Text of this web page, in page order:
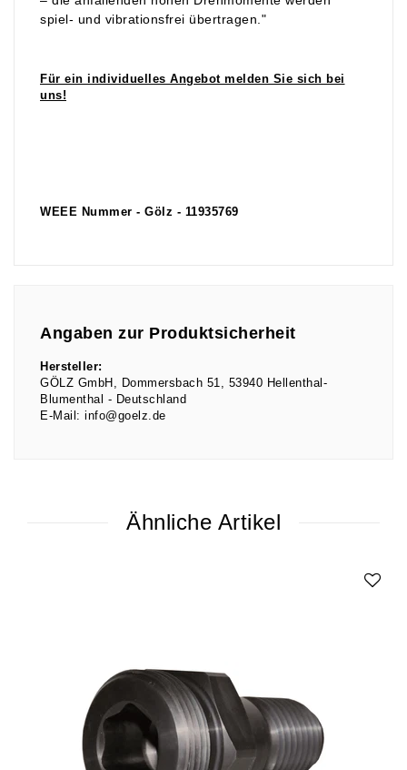
spiel- und vibrationsfrei übertragen."
Für ein individuelles Angebot melden Sie sich bei
uns!
WEEE Nummer - Gölz - 11935769
Angaben zur Produktsicherheit
Hersteller:
GÖLZ GmbH
Dommersbach 51 53940 Hellenthal-
Blumenthal
Deutschland
E-Mail: info@goelz.de
Ähnliche Artikel